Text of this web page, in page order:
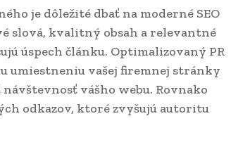
je dôležité dbať na moderné SEO
slová, kvalitný obsah a relevantné
úspech článku. Optimalizovaný PR
umiestneniu vašej firemnej stránky
vášho webu. Rovnako
odkazov, ktoré zvyšujú autoritu